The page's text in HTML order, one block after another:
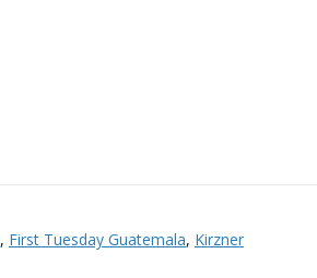
, First Tuesday Guatemala, Kirzner